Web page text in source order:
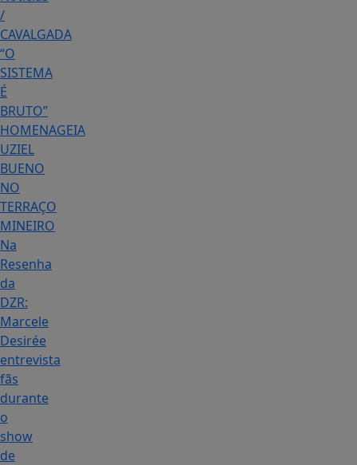
/
CAVALGADA
“O
SISTEMA
É
BRUTO”
HOMENAGEIA
UZIEL
BUENO
NO
TERRAÇO
MINEIRO
Na
Resenha
da
DZR:
Marcele
Desirée
entrevista
fãs
durante
o
show
de